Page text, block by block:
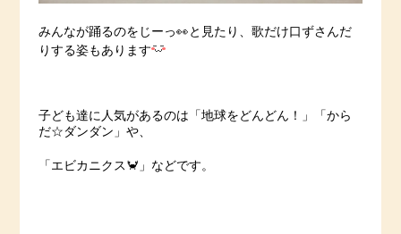
みんなが踊るのをじーっ👀と見たり、歌だけ口ずさんだ
りする姿もあります
子ども達に人気があるのは「地球をどんどん！」「から
だ☆ダンダン」や、
「エビカニクス🦀」などです。